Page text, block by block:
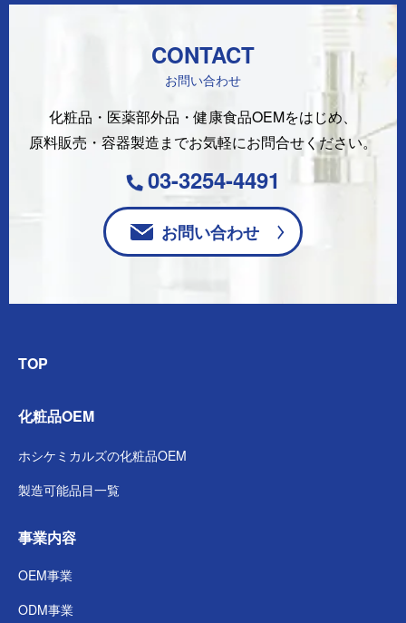
CONTACT
お問い合わせ
化粧品・医薬部外品・健康食品OEMをはじめ、
原料販売・容器製造までお気軽にお問合せください。
03-3254-4491
お問い合わせ
TOP
化粧品OEM
ホシケミカルズの化粧品OEM
製造可能品目一覧
事業内容
OEM事業
ODM事業